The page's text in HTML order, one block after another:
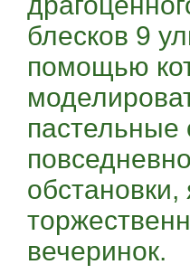
блесков 9
помощью
пастельные
вечеринок.